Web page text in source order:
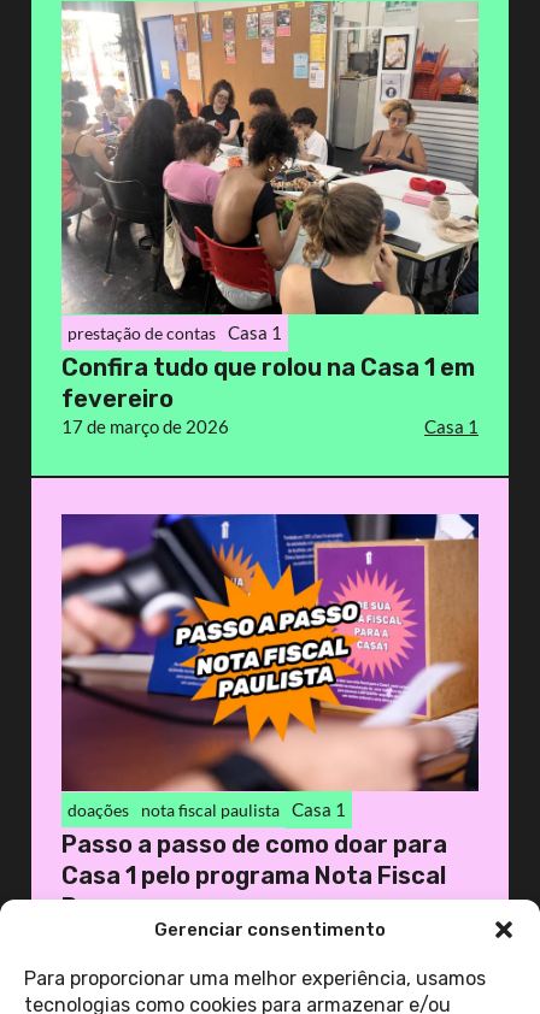
Gerenciar consentimento
Para proporcionar uma melhor experiência, usamos
tecnologias como cookies para armazenar e/ou
prestação de contas Casa 1
Confira tudo que rolou na Casa 1 em
fevereiro
17 de março de 2026 Casa 1
doações nota fiscal paulista Casa 1
Passo a passo de como doar para
Casa 1 pelo programa Nota Fiscal
Pa...
12 de março de 2026